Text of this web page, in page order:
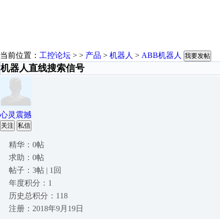
当前位置： 工控论坛 > > 产品 > 机器人 > ABB机器人 我要发帖
机器人直线搜索信号
心灵震撼
关注 私信
精华：0帖
求助：0帖
帖子：3帖 | 1回
年度积分：1
历史总积分：118
注册：2018年9月19日